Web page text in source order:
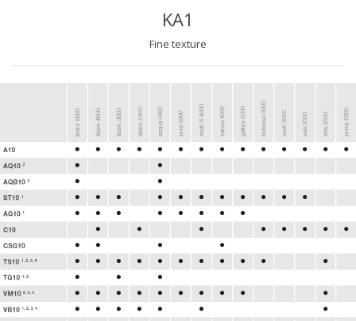
KA1
Fine texture